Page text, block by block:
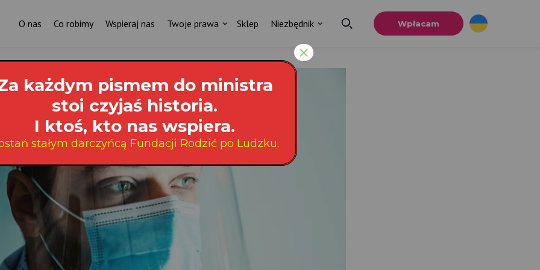
O nas Co robimy Wspieraj nas Twoje prawa Sklep Niezbędnik Wpłacam
każdym pismem do ministra
stoi czyjaś historia.
I ktoś, kto nas wspiera.
stałym darczyńcą Fundacji Rodzić po Ludzku.
×